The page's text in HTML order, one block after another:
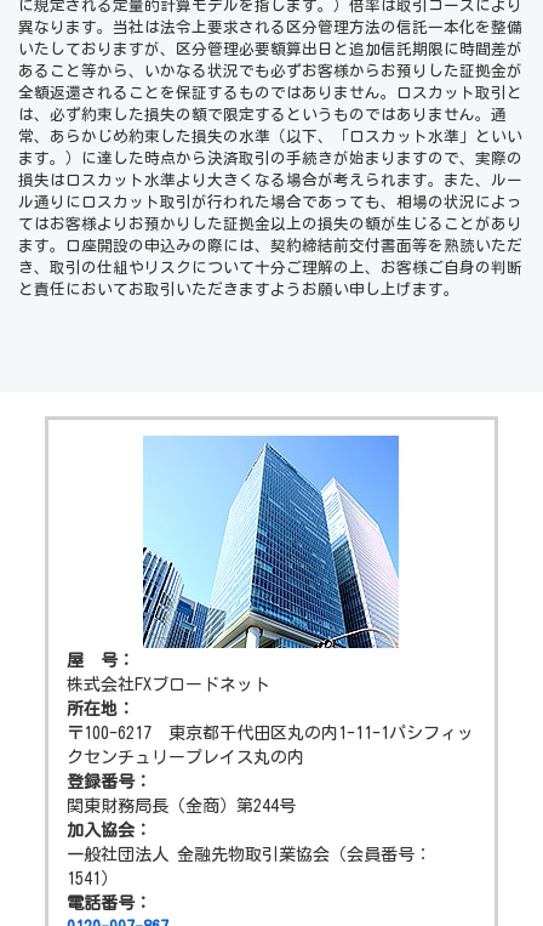
に規定される定量的計算モデルを指します。）倍率は取引コースにより
異なります。当社は法令上要求される区分管理方法の信託一本化を整備
いたしておりますが、区分管理必要額算出日と追加信託期限に時間差が
あること等から、いかなる状況でも必ずお客様からお預りした証拠金が
全額返還されることを保証するものではありません。ロスカット取引と
は、必ず約束した損失の額で限定するというものではありません。通
常、あらかじめ約束した損失の水準（以下、「ロスカット水準」といい
ます。）に達した時点から決済取引の手続きが始まりますので、実際の
損失はロスカット水準より大きくなる場合が考えられます。また、ルー
ル通りにロスカット取引が行われた場合であっても、相場の状況によっ
てはお客様よりお預かりした証拠金以上の損失の額が生じることがあり
ます。口座開設の申込みの際には、契約締結前交付書面等を熟読いただ
き、取引の仕組やリスクについて十分ご理解の上、お客様ご自身の判断
と責任においてお取引いただきますようお願い申し上げます。
屋 号：
株式会社FXブロードネット
所在地：
〒100-6217 東京都千代田区丸の内1-11-1パシフィッ
クセンチュリープレイス丸の内
登録番号：
関東財務局長（金商）第244号
加入協会：
一般社団法人 金融先物取引業協会（会員番号：
1541）
電話番号：